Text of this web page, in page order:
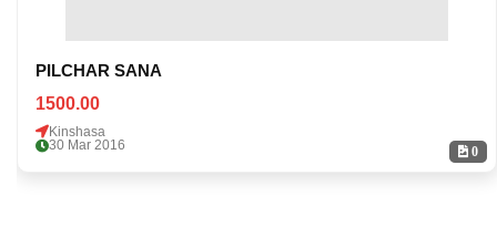
0
PILCHAR SANA
1500.00
Kinshasa
30 Mar 2016